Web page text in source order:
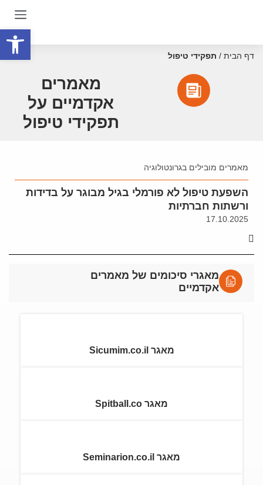
דף הבית / תפקידי טיפול
מאמרים
אקדמיים על
תפקידי טיפול
מאמרים מובילים בגרונטולוגיה
השפעת טיפול לא פורמלי בגיל מבוגר על בדידות
ורשתות חברתיות
17.10.2025
מאגרי סיכומים של מאמרים
אקדמיים
מאגר Sicumim.co.il
מאגר Spitball.co
מאגר Seminarion.co.il
פתח